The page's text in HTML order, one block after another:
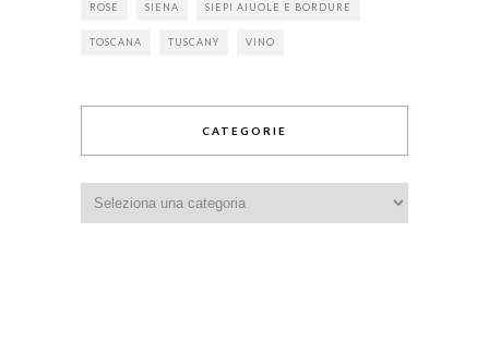
ROSE SIENA SIEPI AIUOLE E BORDURE
TOSCANA TUSCANY VINO
CATEGORIE